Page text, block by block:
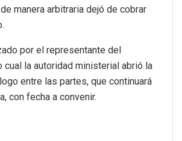
manera arbitraria dejó de cobrar
por el representante del
cual la autoridad ministerial abrió la
entre las partes, que continuará
con fecha a convenir.